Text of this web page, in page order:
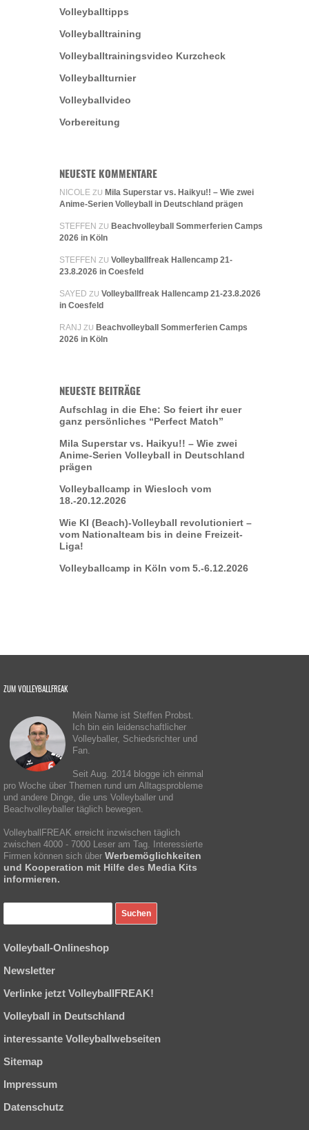
Volleyballtipps
Volleyballtraining
Volleyballtrainingsvideo Kurzcheck
Volleyballturnier
Volleyballvideo
Vorbereitung
NEUESTE KOMMENTARE
NICOLE ZU Mila Superstar vs. Haikyu!! – Wie zwei
Anime-Serien Volleyball in Deutschland prägen
STEFFEN ZU Beachvolleyball Sommerferien Camps
2026 in Köln
STEFFEN ZU Volleyballfreak Hallencamp 21-
23.8.2026 in Coesfeld
SAYED ZU Volleyballfreak Hallencamp 21-23.8.2026
in Coesfeld
RANJ ZU Beachvolleyball Sommerferien Camps
2026 in Köln
NEUESTE BEITRÄGE
Aufschlag in die Ehe: So feiert ihr euer
ganz persönliches “Perfect Match”
Mila Superstar vs. Haikyu!! – Wie zwei
Anime-Serien Volleyball in Deutschland
prägen
Volleyballcamp in Wiesloch vom
18.-20.12.2026
Wie KI (Beach)-Volleyball revolutioniert –
vom Nationalteam bis in deine Freizeit-
Liga!
Volleyballcamp in Köln vom 5.-6.12.2026
ZUM VOLLEYBALLFREAK
Mein Name ist Steffen Probst.
Ich bin ein leidenschaftlicher
Volleyballer, Schiedsrichter und
Fan.
Seit Aug. 2014 blogge ich einmal
pro Woche über Themen rund um Alltagsprobleme
und andere Dinge, die uns Volleyballer und
Beachvolleyballer täglich bewegen.
VolleyballFREAK erreicht inzwischen täglich
zwischen 4000 - 7000 Leser am Tag. Interessierte
Firmen können sich über Werbemöglichkeiten
und Kooperation mit Hilfe des Media Kits
informieren.
Volleyball-Onlineshop
Newsletter
Verlinke jetzt VolleyballFREAK!
Volleyball in Deutschland
interessante Volleyballwebseiten
Sitemap
Impressum
Datenschutz